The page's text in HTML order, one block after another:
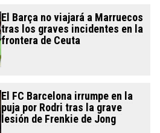
El Barça no viajará a Marruecos
tras los graves incidentes en la
frontera de Ceuta
El FC Barcelona irrumpe en la
puja por Rodri tras la grave
lesión de Frenkie de Jong